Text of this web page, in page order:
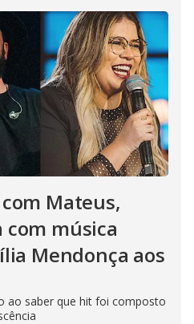
Mateus,
com música
Mendonça aos
ao saber que hit foi composto